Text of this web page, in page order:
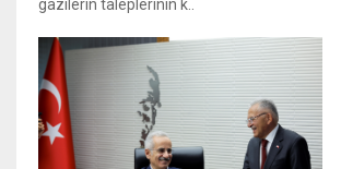
gazilerin taleplerinin k..